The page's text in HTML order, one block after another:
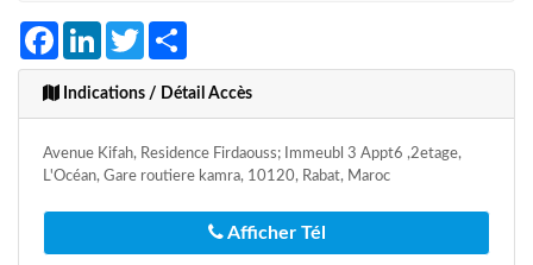
FacebookLinkedInTwitter
Indications / Détail Accès
Avenue Kifah, Residence Firdaouss; Immeubl 3 Appt6 ,2etage,
L'Océan, Gare routiere kamra, 10120, Rabat, Maroc
Afficher Tél